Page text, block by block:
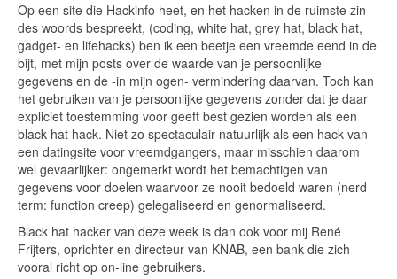
Op een site die Hackinfo heet, en het hacken in de ruimste zin
des woords bespreekt, (coding, white hat, grey hat, black hat,
gadget- en lifehacks) ben ik een beetje een vreemde eend in de
bijt, met mijn posts over de waarde van je persoonlijke
gegevens en de -in mijn ogen- vermindering daarvan. Toch kan
het gebruiken van je persoonlijke gegevens zonder dat je daar
expliciet toestemming voor geeft best gezien worden als een
black hat hack. Niet zo spectaculair natuurlijk als een hack van
een datingsite voor vreemdgangers, maar misschien daarom
wel gevaarlijker: ongemerkt wordt het bemachtigen van
gegevens voor doelen waarvoor ze nooit bedoeld waren (nerd
term: function creep) gelegaliseerd en genormaliseerd.
Black hat hacker van deze week is dan ook voor mij René
Frijters, oprichter en directeur van KNAB, een bank die zich
vooral richt op on-line gebruikers.